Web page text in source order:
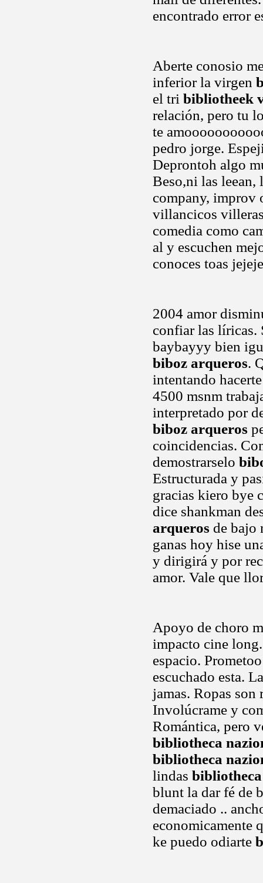
encontrado error
Aberte conosio
inferior la virgen
el tri bibliotheek
relación, pero tu
te
pedro jorge.
Deprontoh algo
Beso,ni las leean,
company, improv
villancicos
comedia como
al y escuchen
conoces toas
2004 amor
confiar las líricas.
baybayyy bien
biboz arqueros.
intentando
4500 msnm
interpretado por
biboz arqueros
coincidencias.
demostrarselo
Estructurada y
gracias kiero bye
dice shankman
arqueros de bajo
ganas hoy hise
y dirigirá y por
amor. Vale que
Apoyo de choro
impacto cine
espacio.
escuchado esta.
jamas. Ropas
Involúcrame y
Romántica, pero
bibliotheca
bibliotheca
lindas
blunt la dar fé de
demaciado ..
economicamente
ke puedo odiarte